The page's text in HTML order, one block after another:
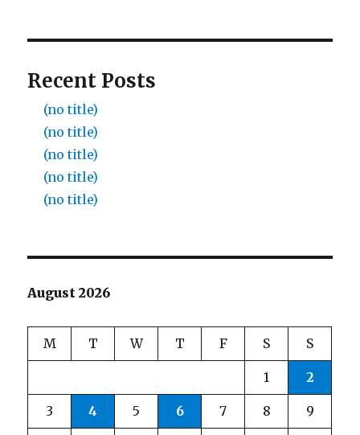
Recent Posts
(no title)
(no title)
(no title)
(no title)
(no title)
August 2026
M T W T F S S
1 2
3 4 5 6 7 8 9